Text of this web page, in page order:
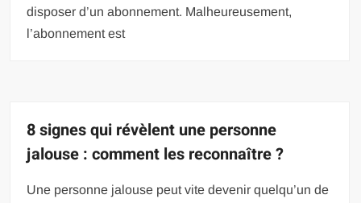
disposer d’un abonnement. Malheureusement,
l’abonnement est
8 signes qui révèlent une personne
jalouse : comment les reconnaître ?
Une personne jalouse peut vite devenir quelqu’un de